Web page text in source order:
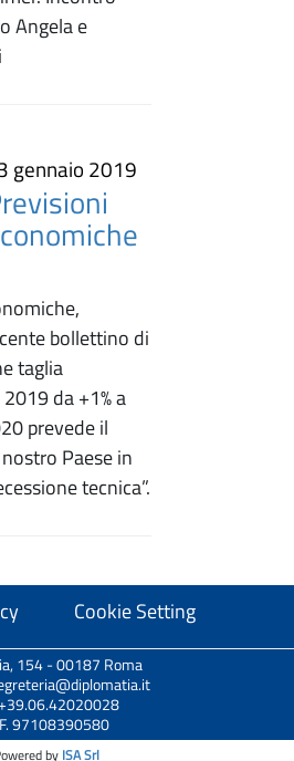
Angela e
gennaio 2019
bollettino di
taglia
da +1% a
prevede il
Paese in
tecnica”.
Cookie Setting
154 - 00187 Roma
97108390580
by ISA Srl